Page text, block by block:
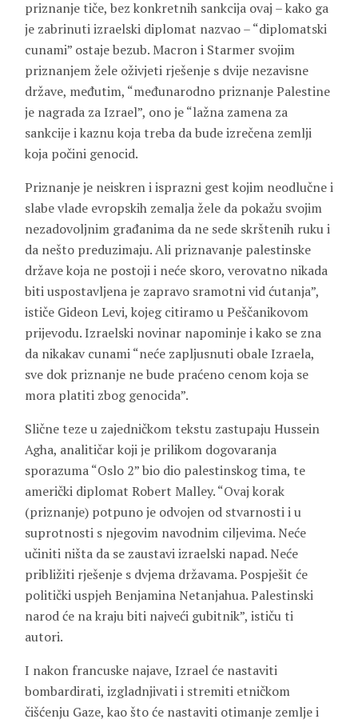
priznanje tiče, bez konkretnih sankcija ovaj – kako ga
je zabrinuti izraelski diplomat nazvao – “diplomatski
cunami” ostaje bezub. Macron i Starmer svojim
priznanjem žele oživjeti rješenje s dvije nezavisne
države, međutim, “međunarodno priznanje Palestine
je nagrada za Izrael”, ono je “lažna zamena za
sankcije i kaznu koja treba da bude izrečena zemlji
koja počini genocid.
Priznanje je neiskren i isprazni gest kojim neodlučne i
slabe vlade evropskih zemalja žele da pokažu svojim
nezadovoljnim građanima da ne sede skrštenih ruku i
da nešto preduzimaju. Ali priznavanje palestinske
države koja ne postoji i neće skoro, verovatno nikada
biti uspostavljena je zapravo sramotni vid ćutanja”,
ističe Gideon Levi, kojeg citiramo u Peščanikovom
prijevodu. Izraelski novinar napominje i kako se zna
da nikakav cunami “neće zapljusnuti obale Izraela,
sve dok priznanje ne bude praćeno cenom koja se
mora platiti zbog genocida”.
Slične teze u zajedničkom tekstu zastupaju Hussein
Agha, analitičar koji je prilikom dogovaranja
sporazuma “Oslo 2” bio dio palestinskog tima, te
američki diplomat Robert Malley. “Ovaj korak
(priznanje) potpuno je odvojen od stvarnosti i u
suprotnosti s njegovim navodnim ciljevima. Neće
učiniti ništa da se zaustavi izraelski napad. Neće
približiti rješenje s dvjema državama. Pospješit će
politički uspjeh Benjamina Netanjahua. Palestinski
narod će na kraju biti najveći gubitnik”, ističu ti
autori.
I nakon francuske najave, Izrael će nastaviti
bombardirati, izgladnjivati i stremiti etničkom
čišćenju Gaze, kao što će nastaviti otimanje zemlje i